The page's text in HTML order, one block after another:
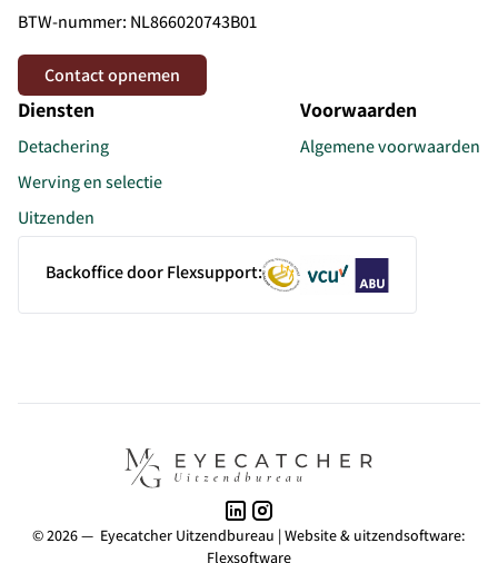
BTW-nummer: NL866020743B01
Contact opnemen
Diensten
Detachering
Werving en selectie
Uitzenden
Voorwaarden
Algemene voorwaarden
Backoffice door Flexsupport:
© 2026 — Eyecatcher Uitzendbureau |Website& uitzendsoftware:
Flexsoftware